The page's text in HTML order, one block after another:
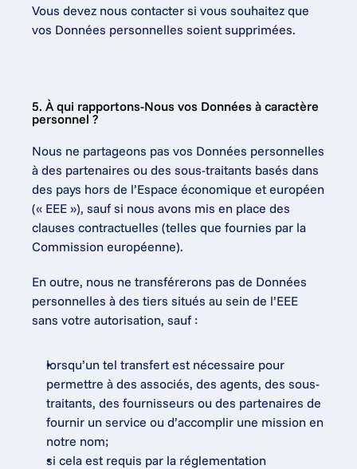
Vous devez nous contacter si vous souhaitez que
vos Données personnelles soient supprimées.
5. À qui rapportons-Nous vos Données à caractère
personnel ?
Nous ne partageons pas vos Données personnelles
à des partenaires ou des sous-traitants basés dans
des pays hors de l’Espace économique et européen
(« EEE »), sauf si nous avons mis en place des
clauses contractuelles (telles que fournies par la
Commission européenne).
En outre, nous ne transférerons pas de Données
personnelles à des tiers situés au sein de l’EEE
sans votre autorisation, sauf :
lorsqu’un tel transfert est nécessaire pour
permettre à des associés, des agents, des sous-
traitants, des fournisseurs ou des partenaires de
fournir un service ou d’accomplir une mission en
notre nom;
si cela est requis par la réglementation